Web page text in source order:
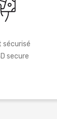
sécurisé
secure